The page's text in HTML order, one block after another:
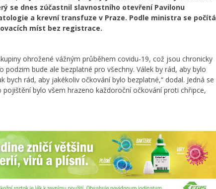
se dnes zúčastnil slavnostního otevření Pavilonu
a krevní transfuze v Praze. Podle ministra se počítá
míst bez registrace.
ohrožené vážným průběhem covidu-19, což jsou chronicky
bude ale bezplatné pro všechny. Válek by rád, aby bylo
rád, aby jakékoliv očkování bylo bezplatné,“ dodal. Jedná se
bylo všem hrazeno každoroční očkování proti chřipce,